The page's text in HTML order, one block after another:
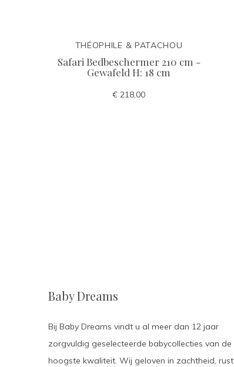
THÉOPHILE & PATACHOU
Safari Bedbeschermer 210 cm -
Gewafeld H: 18 cm
€ 218,00
Baby Dreams
Bij Baby Dreams vindt u al meer dan 12 jaar
zorgvuldig geselecteerde babycollecties van de
hoogste kwaliteit. Wij geloven in zachtheid, rust